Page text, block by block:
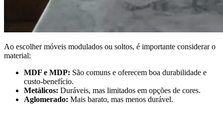
Ao escolher móveis modulados ou soltos, é importante considerar o
material:
MDF e MDP: São comuns e oferecem boa durabilidade e
custo-benefício.
Metálicos: Duráveis, mas limitados em opções de cores.
Aglomerado: Mais barato, mas menos durável.